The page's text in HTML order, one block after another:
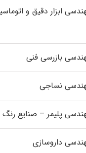
ابزار دقیق و
بازرسی فنی
نساجی
پلیمر – صنایع رنگ
داروسازی